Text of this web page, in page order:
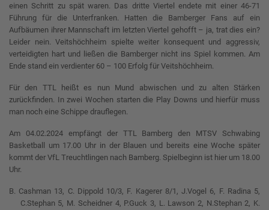
einen Schritt zu spät waren. Das dritte Viertel endete mit einer 46-71
Führung für die Unterfranken. Hatten die Bamberger Fans auf ein
Aufbäumen ihrer Mannschaft im letzten Viertel gehofft – ja, trat dies ein?
Leider nein. Veitshöchheim spielte weiter konsequent und aggressiv,
verteidigten hart und ließen die Bamberger nicht ins Spiel kommen. Am
Ende stand ein verdienter 60 – 100 Erfolg für Veitshöchheim.
Für den TTL heißt es nun Mund abwischen und zu alten Stärken
zurückfinden. In zwei Wochen starten die Play Downs und hierfür muss
man noch eine Schippe drauflegen.
Am 04.02.2024 empfängt der TTL Bamberg den MTSV Schwabing
Basketball um 17.00 Uhr in der Blauen und bereits eine Woche später
kommt der VfL Treuchtlingen nach Bamberg. Spielbeginn ist hier um 18.00
Uhr.
B. Cashman 13, C. Dippold 10/3, F. Kagerer 8/1, J.Vogel 6, F. Radina 5,
C.Stephan 5, M. Scheidner 4, P.Guck 3, L. Lawson 2, N.Stephan 2, K.